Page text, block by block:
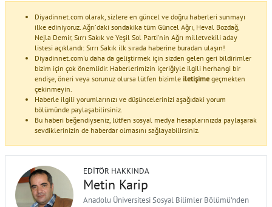
Diyadinnet.com olarak, sizlere en güncel ve doğru haberleri sunmayı
ilke ediniyoruz. Ağrı'daki sondakika tüm Güncel Ağrı, Heval Bozdağ,
Nejla Demir, Sırrı Sakık ve Yeşil Sol Parti'nin Ağrı milletvekili aday
listesi açıklandı: Sırrı Sakık ilk sırada haberine buradan ulaşın!
Diyadinnet.com'u daha da geliştirmek için sizden gelen geri bildirimler
bizim için çok önemlidir. Haberlerimizin içeriğiyle ilgili herhangi bir
endişe, öneri veya sorunuz olursa lütfen bizimle iletişime geçmekten
çekinmeyin.
Haberle ilgili yorumlarınızı ve düşüncelerinizi aşağıdaki yorum
bölümünde paylaşabilirsiniz.
Bu haberi beğendiyseniz, lütfen sosyal medya hesaplarınızda paylaşarak
sevdiklerinizin de haberdar olmasını sağlayabilirsiniz.
EDITÖR HAKKINDA
Metin Karip
Anadolu Üniversitesi Sosyal Bilimler Bölümü'nden